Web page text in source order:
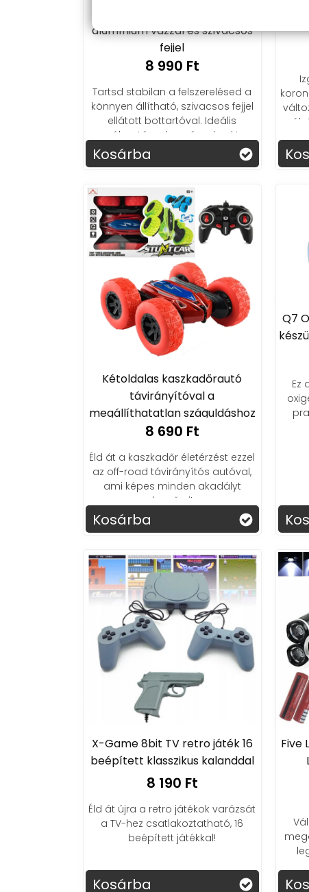
alumínium vázzal és szivacsos
fejjel
8 990 Ft
Tartsd stabilan a felszerelésed a
könnyen állítható, szivacsos fejjel
ellátott bottartóval. Ideális
választás a horgászoknak!
Kosárba
Kétoldalas kaszkadőrautó
távirányítóval a
megállíthatatlan száguldáshoz
8 690 Ft
Éld át a kaszkadőr életérzést ezzel
az off-road távirányítós autóval,
ami képes minden akadályt
legyűrni!
Kosárba
Q7
Ez
X-Game 8bit TV retro játék 16
beépített klasszikus kalanddal
8 190 Ft
Éld át újra a retro játékok varázsát
a TV-hez csatlakoztatható, 16
beépített játékkal!
Kosárba
Five